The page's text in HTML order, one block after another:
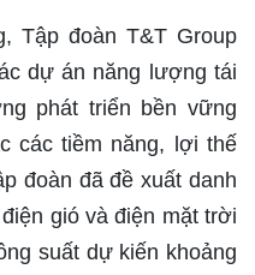
Tập đoàn T&T Group
dự án năng lượng tái
phát triển bền vững
các tiềm năng, lợi thế
đoàn đã đề xuất danh
gió và điện mặt trời
suất dự kiến khoảng